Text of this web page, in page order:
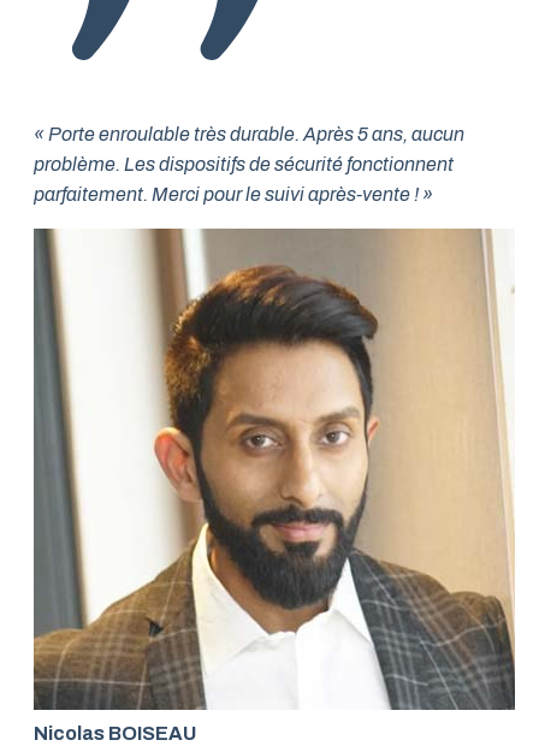
« Porte enroulable très durable. Après 5 ans, aucun
problème. Les dispositifs de sécurité fonctionnent
parfaitement. Merci pour le suivi après-vente ! »
Nicolas BOISEAU